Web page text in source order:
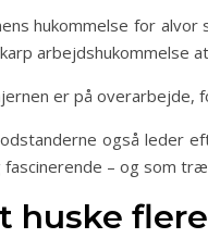
hukommelse for
arbejdshukommelse
er på overarbejde,
også leder
– og som
huske